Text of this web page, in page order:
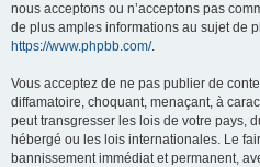
nous acceptons ou n’acceptons pas
de plus amples informations au sujet de
https://www.phpbb.com/.
Vous acceptez de ne pas publier de
diffamatoire, choquant, menaçant, à
peut transgresser les lois de votre pays,
hébergé ou les lois internationales. Le
bannissement immédiat et permanent,